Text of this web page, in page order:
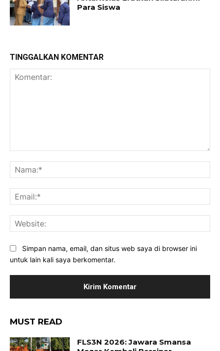
Para Siswa
TINGGALKAN KOMENTAR
Simpan nama, email, dan situs web saya di browser ini
untuk lain kali saya berkomentar.
MUST READ
FLS3N 2026: Jawara Smansa